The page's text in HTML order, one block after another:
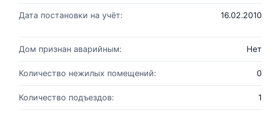
Дата постановки на учёт: 16.02.2010
Дом признан аварийным: Нет
Количество нежилых помещений: 0
Количество подъездов: 1